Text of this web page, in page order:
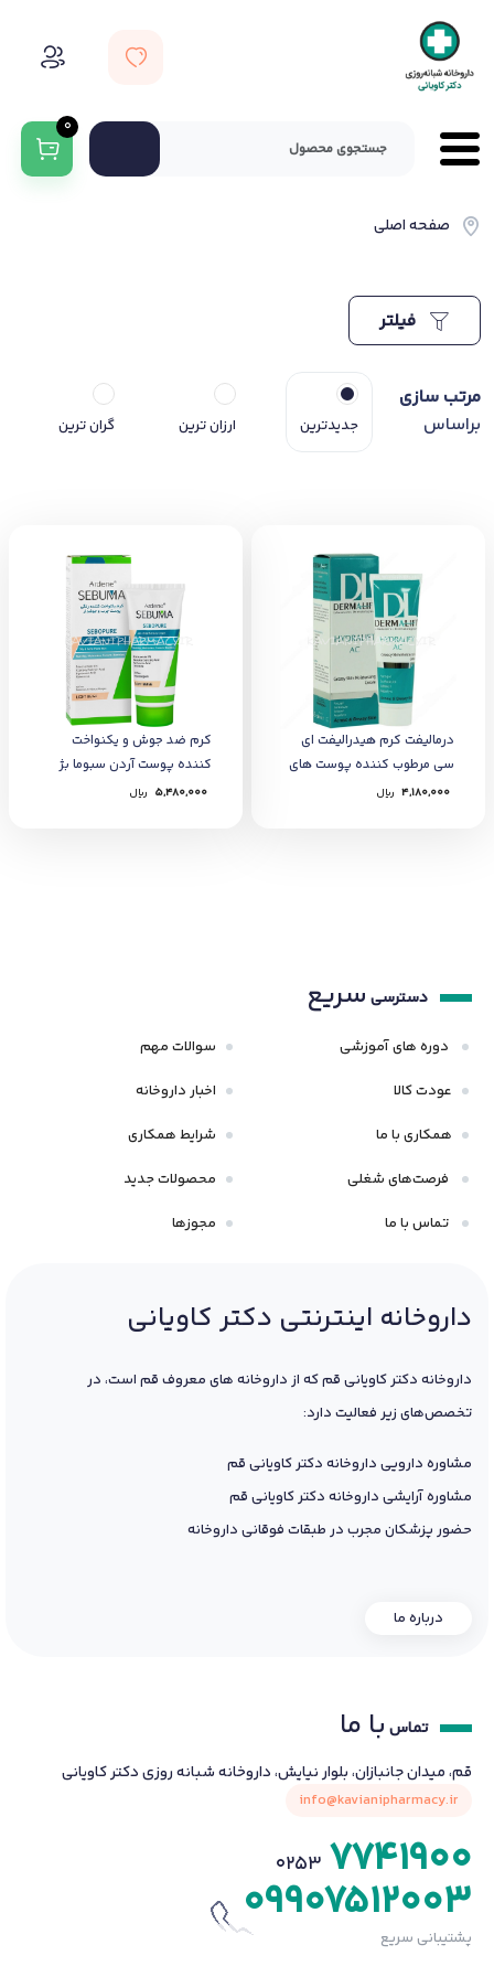
0
صفحه اصلی
مرتب سازی
براساس
جدیدترین ارزان ترین گران ترین
درمالیفت کرم هیدرالیفت ای
سی مرطوب کننده پوست های
چرب
4,180,000 ﷼
کرم ضد جوش و یکنواخت
کننده پوست آردن سبوما بژ
روشن
5,480,000 ﷼
دسترسی سریع
دوره های آموزشی
عودت کالا
همکاری با ما
فرصت‌های شغلی
تماس با ما
سوالات مهم
اخبار داروخانه
شرایط همکاری
محصولات جدید
مجوزها
داروخانه اینترنتی دکتر کاویانی
داروخانه دکتر کاویانی قم که از داروخانه های معروف قم است، در
تخصص‌های زیر فعالیت دارد:
مشاوره دارویی داروخانه دکتر کاویانی قم
مشاوره آرایشی داروخانه دکتر کاویانی قم
حضور پزشکان مجرب در طبقات فوقانی داروخانه
درباره ما
تماس با ما
قم، میدان جانبازان، بلوار نیایش، داروخانه شبانه روزی دکتر کاویانی
info@kavianipharmacy.ir
0253 7741900
09907512003
پشتیبانی سریع